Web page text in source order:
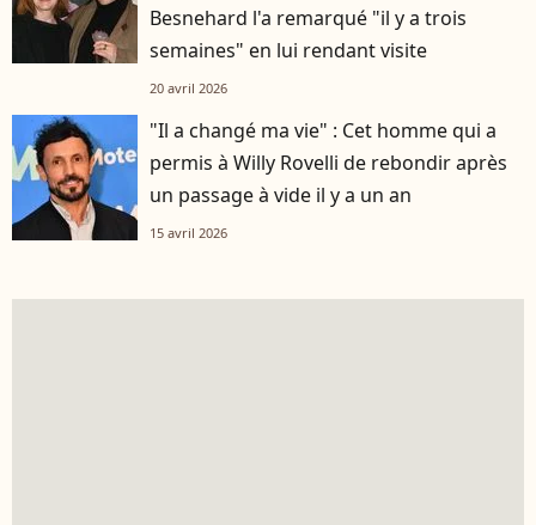
Besnehard l'a remarqué "il y a trois
semaines" en lui rendant visite
20 avril 2026
"Il a changé ma vie" : Cet homme qui a
permis à Willy Rovelli de rebondir après
un passage à vide il y a un an
15 avril 2026